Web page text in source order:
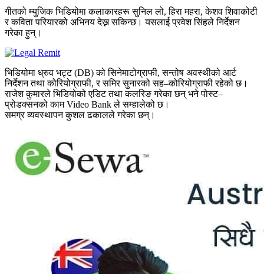
गीतको म्युजिक भिडियोमा कलाकारहरू सुनिल लो, हिरा महरा, केशव शिवाकोटी
र कविता परियारको अभिनय देख्न सकिन्छ। यसलाई प्रवेश सिंहले निर्देशन
गरेका हुन्।
भिडियोमा ध्रुव भट्ट (DB) को सिनेमाटोग्राफी, सन्तोष अवस्थीको आर्ट
निर्देशन तथा कोरियोग्राफी, र समिर सुनारको सह–कोरियोग्राफी रहेको छ।
राजेश कुमारले भिडियोको एडिट तथा कलरिङ गरेका छन् भने पोस्ट–
प्रोडक्सनको काम Video Bank ले सम्हालेको छ।
समग्र व्यवस्थापन कुशल ढकालले गरेका छन्।